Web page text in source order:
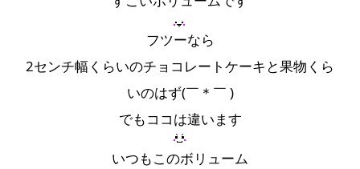
フツーなら
2センチ幅くらいのチョコレートケーキと果物くら
いのはず(￣＊￣ )
でもココは違います
いつもこのボリューム